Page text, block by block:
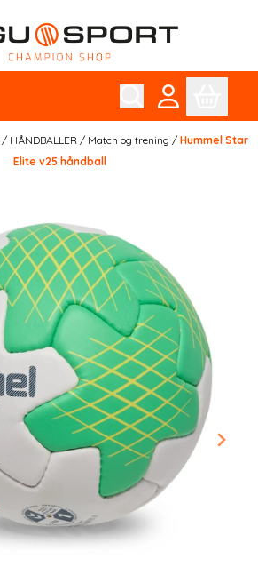
/ HÅNDBALLER / Match og trening / Hummel Star
Elite v25 håndball